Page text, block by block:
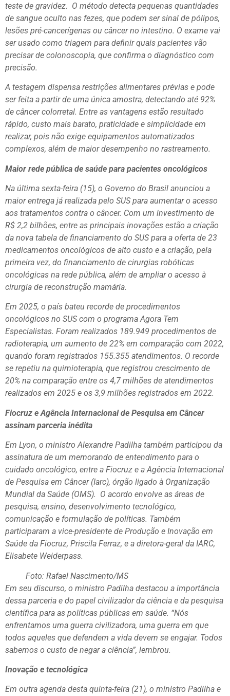
teste de gravidez. O método detecta pequenas quantidades
de sangue oculto nas fezes, que podem ser sinal de pólipos,
lesões pré-cancerígenas ou câncer no intestino. O exame vai
ser usado como triagem para definir quais pacientes vão
precisar de colonoscopia, que confirma o diagnóstico com
precisão.
A testagem dispensa restrições alimentares prévias e pode
ser feita a partir de uma única amostra, detectando até 92%
de câncer colorretal. Entre as vantagens estão resultado
rápido, custo mais barato, praticidade e simplicidade em
realizar, pois não exige equipamentos automatizados
complexos, além de maior desempenho no rastreamento.
Maior rede pública de saúde para pacientes oncológicos
Na última sexta-feira (15), o Governo do Brasil anunciou a
maior entrega já realizada pelo SUS para aumentar o acesso
aos tratamentos contra o câncer. Com um investimento de
R$ 2,2 bilhões, entre as principais inovações estão a criação
da nova tabela de financiamento do SUS para a oferta de 23
medicamentos oncológicos de alto custo e a criação, pela
primeira vez, do financiamento de cirurgias robóticas
oncológicas na rede pública, além de ampliar o acesso à
cirurgia de reconstrução mamária.
Em 2025, o país bateu recorde de procedimentos
oncológicos no SUS com o programa Agora Tem
Especialistas. Foram realizados 189.949 procedimentos de
radioterapia, um aumento de 22% em comparação com 2022,
quando foram registrados 155.355 atendimentos. O recorde
se repetiu na quimioterapia, que registrou crescimento de
20% na comparação entre os 4,7 milhões de atendimentos
realizados em 2025 e os 3,9 milhões registrados em 2022.
Fiocruz e Agência Internacional de Pesquisa em Câncer
assinam parceria inédita
Em Lyon, o ministro Alexandre Padilha também participou da
assinatura de um memorando de entendimento para o
cuidado oncológico, entre a Fiocruz e a Agência Internacional
de Pesquisa em Câncer (Iarc), órgão ligado à Organização
Mundial da Saúde (OMS). O acordo envolve as áreas de
pesquisa, ensino, desenvolvimento tecnológico,
comunicação e formulação de políticas. Também
participaram a vice-presidente de Produção e Inovação em
Saúde da Fiocruz, Priscila Ferraz, e a diretora-geral da IARC,
Elisabete Weiderpass.
Foto: Rafael Nascimento/MS
Em seu discurso, o ministro Padilha destacou a importância
dessa parceria e do papel civilizador da ciência e da pesquisa
científica para as políticas públicas em saúde. “Nós
enfrentamos uma guerra civilizadora, uma guerra em que
todos aqueles que defendem a vida devem se engajar. Todos
sabemos o custo de negar a ciência”, lembrou.
Inovação e tecnológica
Em outra agenda desta quinta-feira (21), o ministro Padilha e